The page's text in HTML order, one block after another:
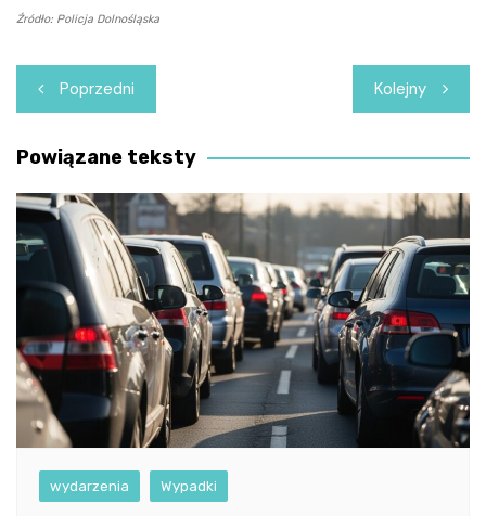
Źródło: Policja Dolnośląska
Nawigacja
wpisu
Poprzedni Kolejny
Powiązane teksty
wydarzenia Wypadki